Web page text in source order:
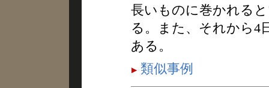
長いものに巻かれる
る。また、それから4
ある。
類似事例